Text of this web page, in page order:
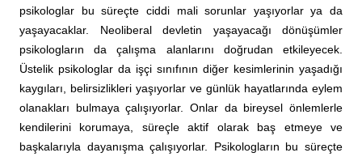
psikologlar bu süreçte ciddi mali sorunlar yaşıyorlar ya da
yaşayacaklar. Neoliberal devletin yaşayacağı dönüşümler
psikologların da çalışma alanlarını doğrudan etkileyecek.
Üstelik psikologlar da işçi sınıfının diğer kesimlerinin yaşadığı
kaygıları, belirsizlikleri yaşıyorlar ve günlük hayatlarında eylem
olanakları bulmaya çalışıyorlar. Onlar da bireysel önlemlerle
kendilerini korumaya, süreçle aktif olarak baş etmeye ve
başkalarıyla dayanışma çalışıyorlar. Psikologların bu süreçte